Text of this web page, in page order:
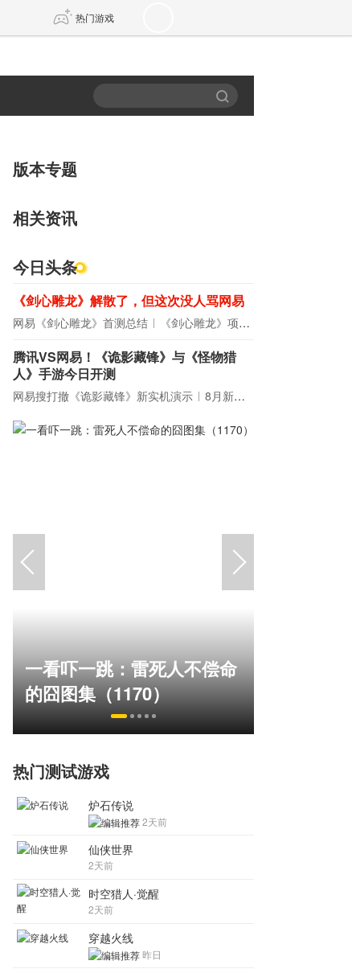
热门游戏
传奇4
版本专题
相关资讯
今日头条
《剑心雕龙》解散了，但这次没人骂网易
网易《剑心雕龙》首测总结 《剑心雕龙》项目宣布解散
腾讯VS网易！《诡影藏锋》与《怪物猎
人》手游今日开测
网易搜打撤《诡影藏锋》新实机演示 8月新游前瞻：《诡秘之主》领衔
一看吓一跳：雷死人不偿命
的囧图集（1170）
热门测试游戏
炉石传说
2天前
仙侠世界
2天前
时空猎人·觉醒
2天前
穿越火线
昨日